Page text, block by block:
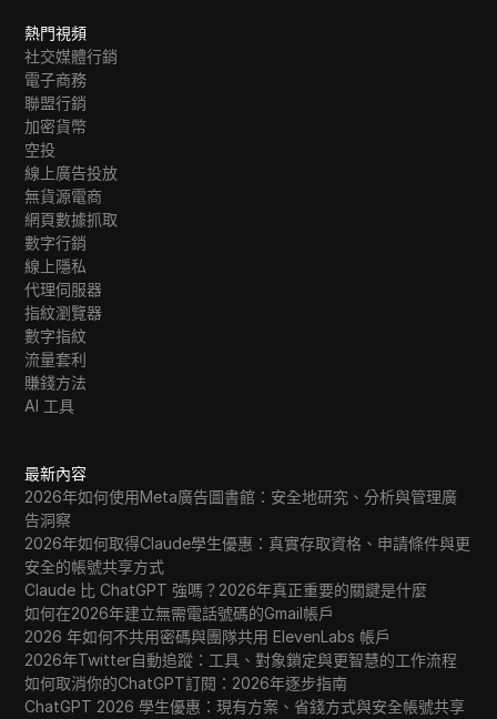
熱門視頻
社交媒體行銷
電子商務
聯盟行銷
加密貨幣
空投
線上廣告投放
無貨源電商
網頁數據抓取
數字行銷
線上隱私
代理伺服器
指紋瀏覽器
數字指紋
流量套利
賺錢方法
AI 工具
最新內容
2026年如何使用Meta廣告圖書館：安全地研究、分析與管理廣
告洞察
2026年如何取得Claude學生優惠：真實存取資格、申請條件與更
安全的帳號共享方式
Claude 比 ChatGPT 強嗎？2026年真正重要的關鍵是什麼
如何在2026年建立無需電話號碼的Gmail帳戶
2026 年如何不共用密碼與團隊共用 ElevenLabs 帳戶
2026年Twitter自動追蹤：工具、對象鎖定與更智慧的工作流程
如何取消你的ChatGPT訂閱：2026年逐步指南
ChatGPT 2026 學生優惠：現有方案、省錢方式與安全帳號共享